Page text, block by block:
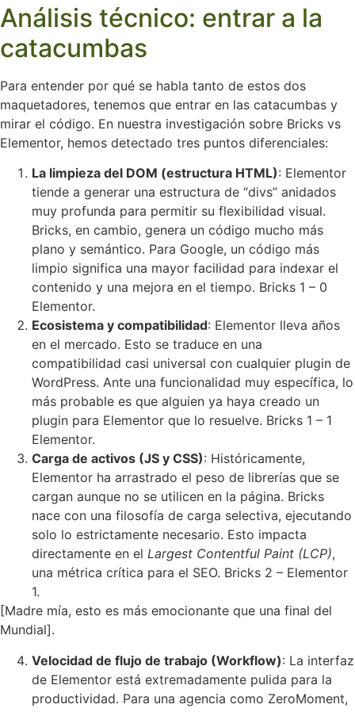
Análisis técnico: entrar a la
catacumbas
Para entender por qué se habla tanto de estos dos
maquetadores, tenemos que entrar en las catacumbas y
mirar el código. En nuestra investigación sobre Bricks vs
Elementor, hemos detectado tres puntos diferenciales:
La limpieza del DOM (estructura HTML): Elementor
tiende a generar una estructura de “divs” anidados
muy profunda para permitir su flexibilidad visual.
Bricks, en cambio, genera un código mucho más
plano y semántico. Para Google, un código más
limpio significa una mayor facilidad para indexar el
contenido y una mejora en el tiempo. Bricks 1 – 0
Elementor.
Ecosistema y compatibilidad: Elementor lleva años
en el mercado. Esto se traduce en una
compatibilidad casi universal con cualquier plugin de
WordPress. Ante una funcionalidad muy específica, lo
más probable es que alguien ya haya creado un
plugin para Elementor que lo resuelve. Bricks 1 – 1
Elementor.
Carga de activos (JS y CSS): Históricamente,
Elementor ha arrastrado el peso de librerías que se
cargan aunque no se utilicen en la página. Bricks
nace con una filosofía de carga selectiva, ejecutando
solo lo estrictamente necesario. Esto impacta
directamente en el Largest Contentful Paint (LCP),
una métrica crítica para el SEO. Bricks 2 – Elementor
1.
[Madre mía, esto es más emocionante que una final del
Mundial].
Velocidad de flujo de trabajo (Workflow): La interfaz
de Elementor está extremadamente pulida para la
productividad. Para una agencia como ZeroMoment,